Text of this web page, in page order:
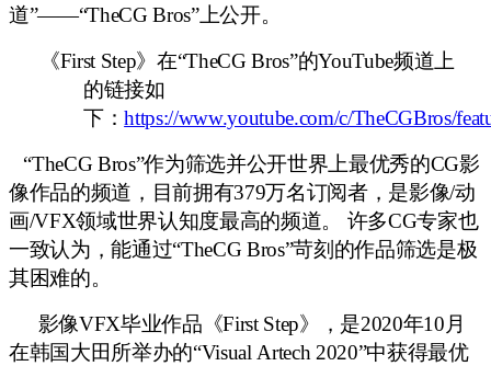
道”——“TheCG Bros”上公开。
《First Step》 在“TheCG Bros”的YouTube频道上
的链接如
下：https://www.youtube.com/c/TheCGBros/
“TheCG Bros”作为筛选并公开世界上最优秀的CG影
像作品的频道，目前拥有379万名订阅者，是影像/动
画/VFX领域世界认知度最高的频道。 许多CG专家也
一致认为，能通过“TheCG Bros”苛刻的作品筛选是极
其困难的。
影像VFX毕业作品《First Step》
，是2020年10月
在韩国大田所举办的“Visual Artech 2020”中获得最优